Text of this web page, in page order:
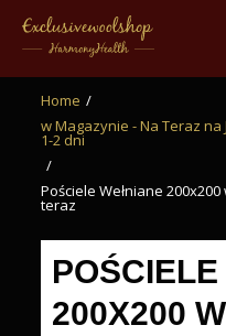
Home /
w Magazynie - Na Teraz na
1-2 dni
/
Pościele Wełniane
teraz
200X200